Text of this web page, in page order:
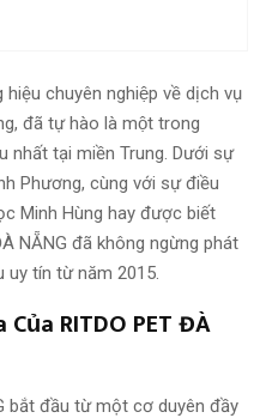
hiệu chuyên nghiệp về dịch vụ
đã tự hào là một trong
nhất tại miền Trung. Dưới sự
Phương, cùng với sự điều
Minh Hùng hay được biết
NẴNG đã không ngừng phát
uy tín từ năm 2015.
RITDO PET ĐÀ
bắt đầu từ một cơ duyên đầy